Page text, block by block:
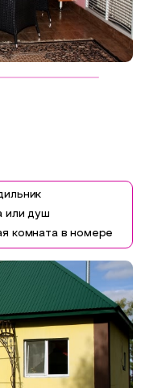
или душ
комната в номере